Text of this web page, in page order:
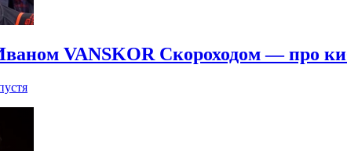
VANSKOR Скороходом — про